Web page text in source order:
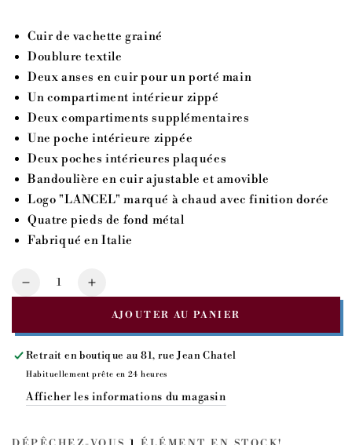
Cuir de vachette grainé
Doublure textile
Deux anses en cuir pour un porté main
Un compartiment intérieur zippé
Deux compartiments supplémentaires
Une poche intérieure zippée
Deux poches intérieures plaquées
Bandoulière en cuir ajustable et amovible
Logo "LANCEL" marqué à chaud avec finition dorée
Quatre pieds de fond métal
Fabriqué en Italie
Quantité
Réduire
pour
FAUBOURG
-
Noir
-
Augmenter
quantité
pour
FAUBOURG
-
Noir
-
AJOUTER AU PANIER
Retrait en boutique au81, rue Jean Chatel
Habituellement prête en 24 heures
Afficher les informations du magasin